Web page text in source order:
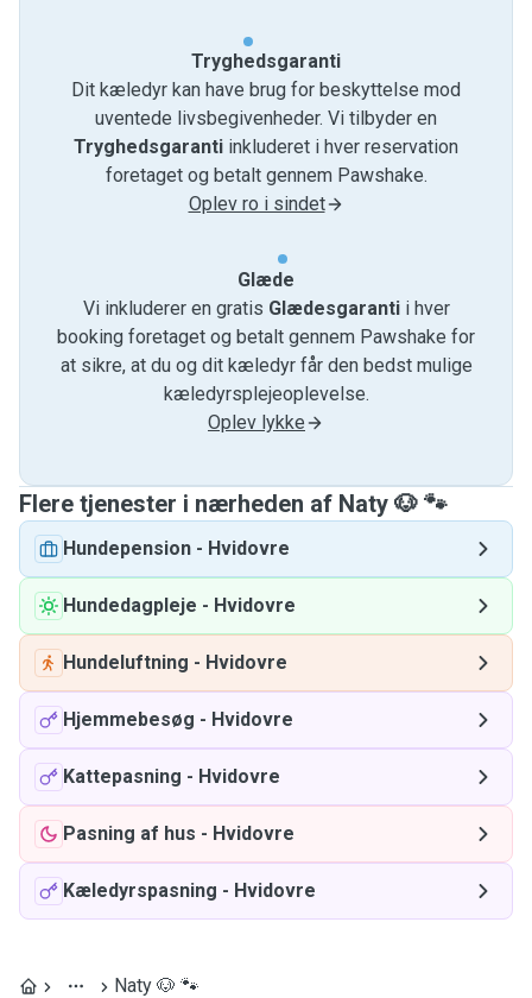
Tryghedsgaranti
Dit kæledyr kan have brug for beskyttelse mod
uventede livsbegivenheder. Vi tilbyder en
Tryghedsgaranti inkluderet i hver reservation
foretaget og betalt gennem Pawshake.
Oplev ro i sindet
Glæde
Vi inkluderer en gratis Glædesgarantii hver
booking foretaget og betalt gennem Pawshake for
at sikre, at du og dit kæledyr får den bedst mulige
kæledyrsplejeoplevelse.
Oplev lykke
Flere tjenester i nærheden af ​​Naty 🐶 🐾
Hundepension - Hvidovre
Hundedagpleje - Hvidovre
Hundeluftning - Hvidovre
Hjemmebesøg - Hvidovre
Kattepasning - Hvidovre
Pasning af hus - Hvidovre
Kæledyrspasning - Hvidovre
Naty 🐶 🐾